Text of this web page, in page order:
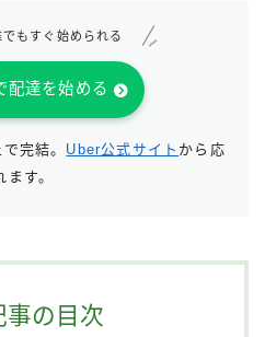
もすぐ始められる
達を始める
完結。 Uber公式サイト から応
す。
事の目次